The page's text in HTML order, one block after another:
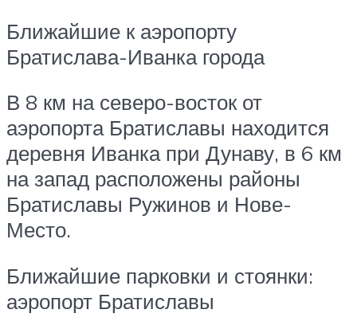
Ближайшие к аэропорту
Братислава-Иванка города
В 8 км на северо-восток от
аэропорта Братиславы находится
деревня Иванка при Дунаву, в 6 км
на запад расположены районы
Братиславы Ружинов и Нове-
Место.
Ближайшие парковки и стоянки:
аэропорт Братиславы